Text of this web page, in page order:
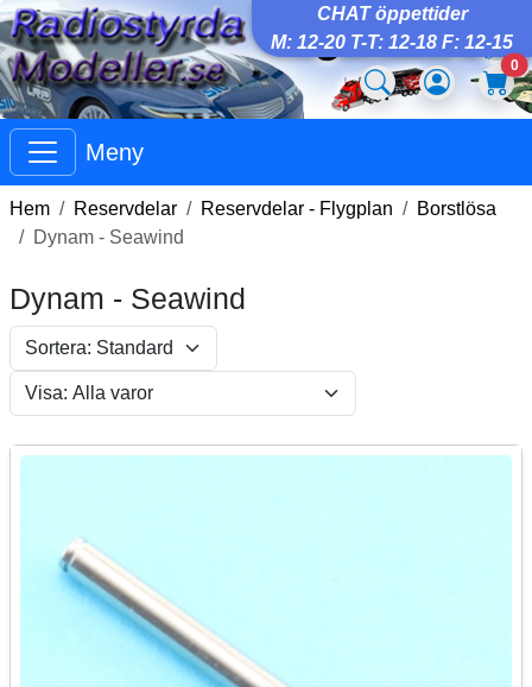
CHAT öppettider
M: 12-20 T-T: 12-18 F: 12-15
0
Meny
Hem Reservdelar Reservdelar - Flygplan
Borstlösa
Dynam - Seawind
Dynam - Seawind